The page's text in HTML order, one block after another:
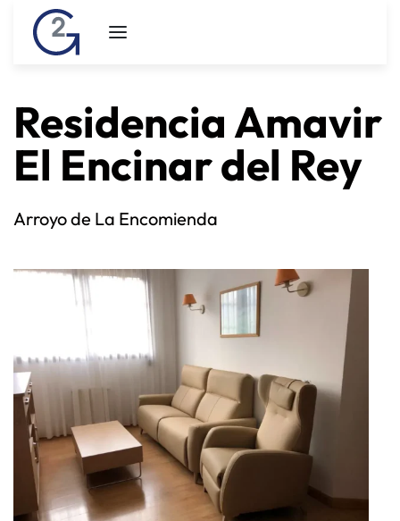
Residencia Amavir
El Encinar del Rey
Arroyo de La Encomienda